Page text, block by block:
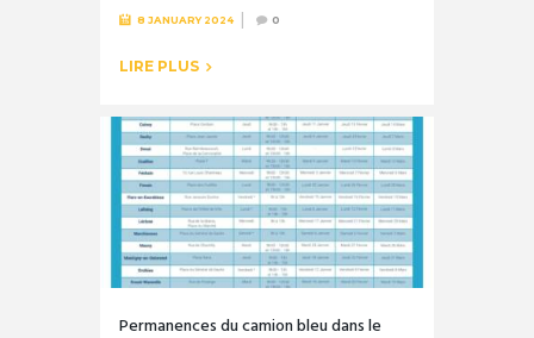
8 JANUARY 2024 0
LIRE PLUS
Permanences du camion bleu dans le